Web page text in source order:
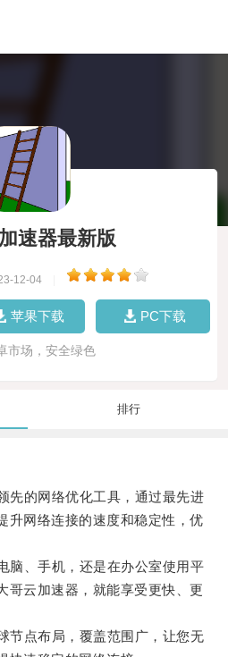
速器最新版
12-04
苹果下载 PC下载
市场，安全绿色
排行
的网络优化工具，通过最先进
升网络连接的速度和稳定性，优
、手机，还是在办公室使用平
哥云加速器，就能享受更快、更
点布局，覆盖范围广，让您无